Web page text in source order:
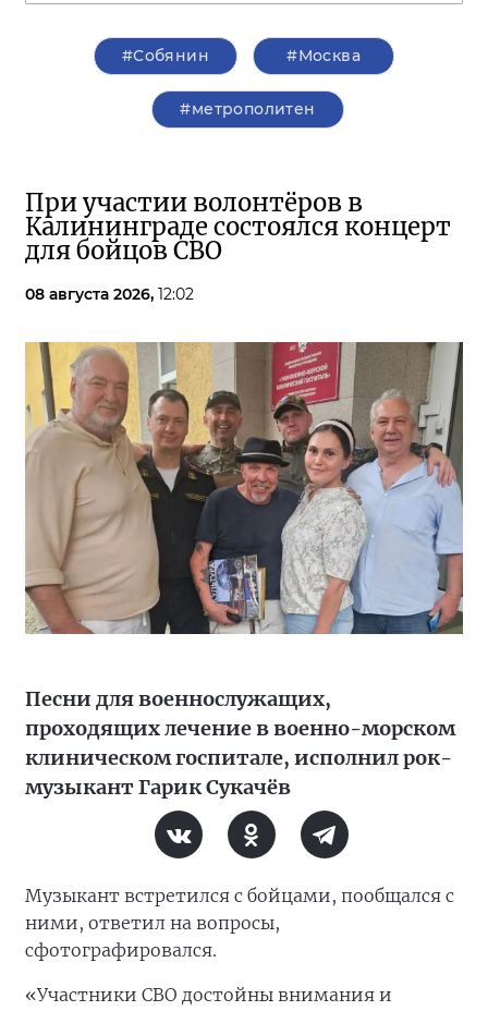
#Собянин #Москва
#метрополитен
При участии волонтёров в
Калининграде состоялся концерт
для бойцов СВО
08 августа 2026, 12:02
Песни для военнослужащих,
проходящих лечение в военно-морском
клиническом госпитале, исполнил рок-
музыкант Гарик Сукачёв
Музыкант встретился с бойцами, пообщался с
ними, ответил на вопросы,
сфотографировался.
«Участники СВО достойны внимания и